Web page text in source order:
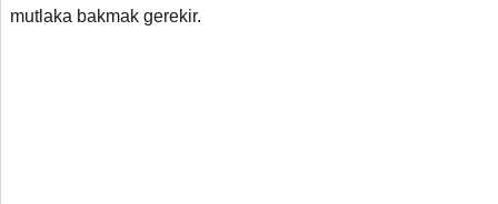
mutlaka bakmak gerekir.